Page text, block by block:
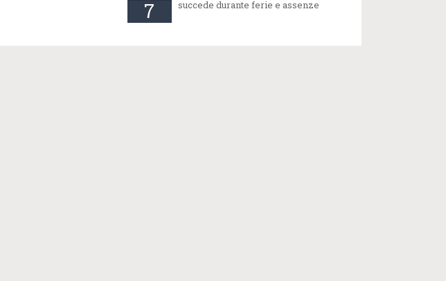
7
succede durante ferie e assenze